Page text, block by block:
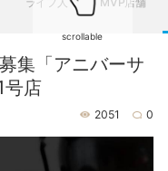
scrollable
集「アニバーサ
号店
2051 0